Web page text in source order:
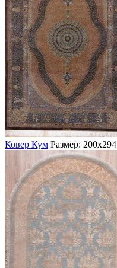
Ковер Кум Размер: 200х294